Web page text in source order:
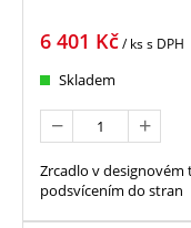
6 401 Kč/ kss DPH
Skladem
Zrcadlo v designovém
podsvícením do stran